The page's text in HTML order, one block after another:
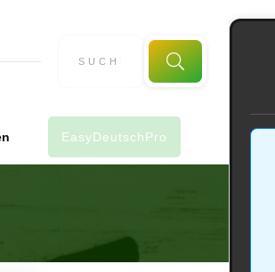
EasyDeutschPro